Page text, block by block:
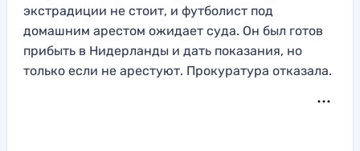
экстрадиции не стоит, и футболист под
домашним арестом ожидает суда. Он был готов
прибыть в Нидерланды и дать показания, но
только если не арестуют. Прокуратура отказала.